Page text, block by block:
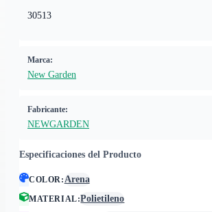
30513
Marca:
New Garden
Fabricante:
NEWGARDEN
Especificaciones del Producto
COLOR:Arena
MATERIAL:Polietileno